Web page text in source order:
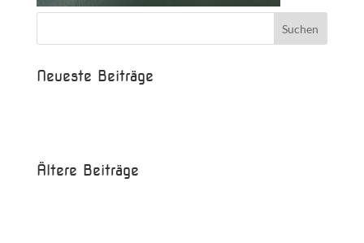
Neueste Beiträge
Ältere Beiträge